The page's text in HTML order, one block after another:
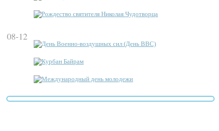
Рождество святителя Николая Чудотворца
08-12
День Военно-воздушных сил (День ВВС)
Курбан Байрам
Международный день молодежи